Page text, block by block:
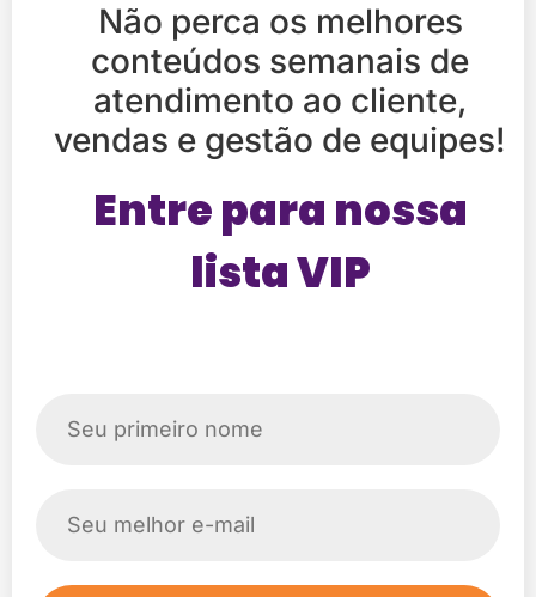
Não perca os melhores
conteúdos semanais de
atendimento ao cliente,
vendas e gestão de equipes!
Entre para nossa
lista VIP